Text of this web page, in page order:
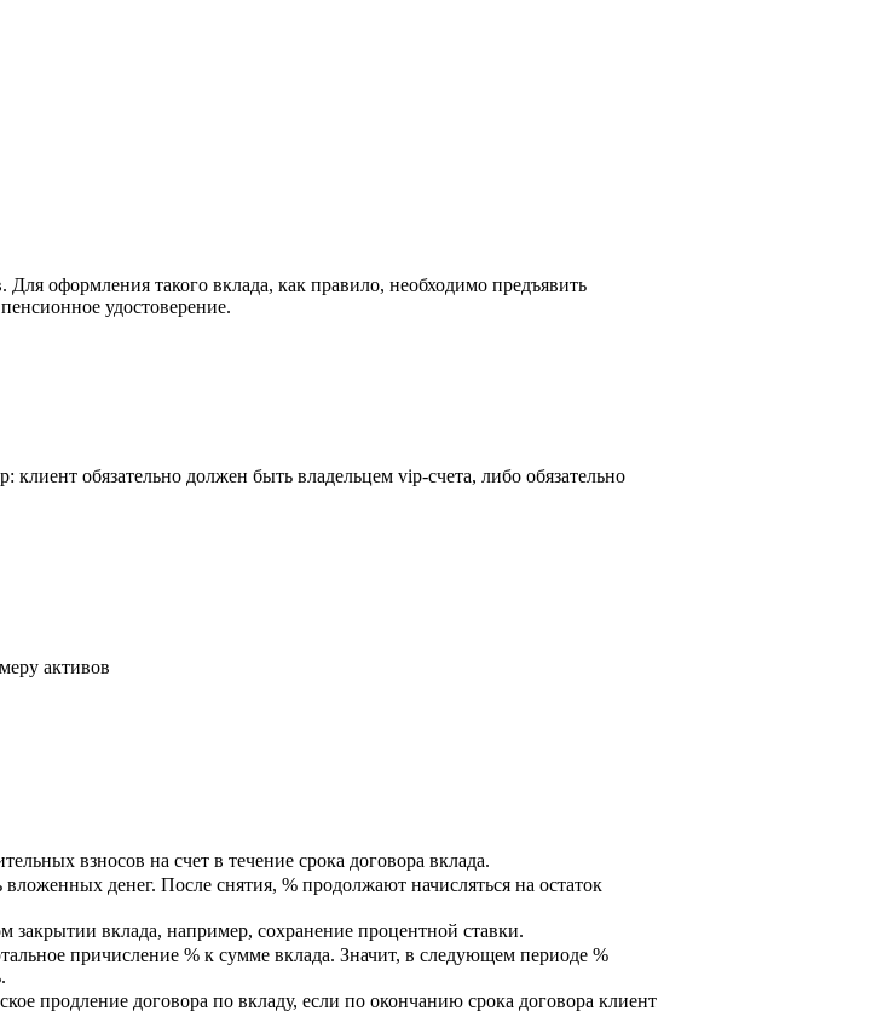
оформления такого вклада, как правило, необходимо предъявить
удостоверение.
обязательно должен быть владельцем vip-счета, либо обязательно
активов
взносов на счет в течение срока договора вклада.
вложенных денег. После снятия, % продолжают начисляться на остаток
закрытии вклада, например, сохранение процентной ставки.
причисление % к сумме вклада. Значит, в следующем периоде %
продление договора по вкладу, если по окончанию срока договора клиент